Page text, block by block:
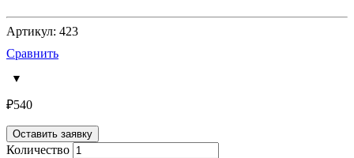
Артикул: 423
Сравнить
₽540
Оставить заявку
Количество